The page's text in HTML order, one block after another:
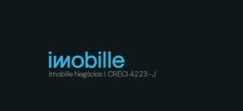
Imobille Negócios | CRECI 4223-J